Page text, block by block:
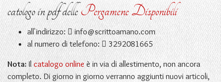
catologo in pdf dellePergamene Disponibili
all'indirizzo: info@scrittoamano.com
al numero di telefono:
3292081665
Nota:Il catalogo onlineè in via di allestimento, non ancora
completo. Di giorno in giorno verranno aggiunti nuovi articoli,